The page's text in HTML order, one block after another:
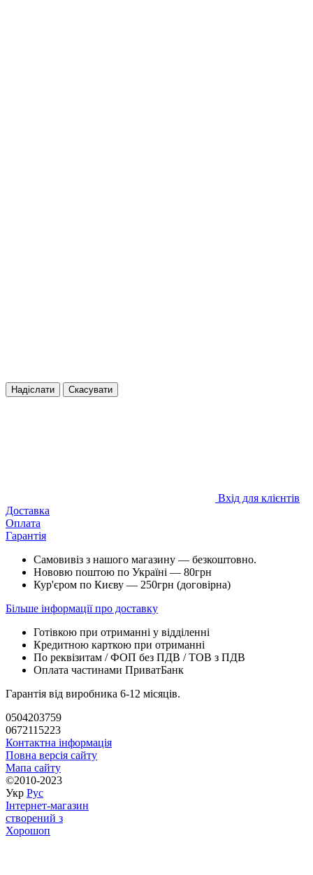
Надіслати Скасувати
Вхід для клієнтів
Доставка
Оплата
Гарантія
Самовивіз з нашого магазину — безкоштовно.
Нововю поштою по Україні — 80грн
Кур'єром по Києву — 250грн (договірна)
Більше інформації про доставку
Готівкою при отриманні у відділенні
Кредитною карткою при отриманні
По реквізитам / ФОП без ПДВ / ТОВ з ПДВ
Оплата частинами ПриватБанк
Гарантія від виробника 6-12 місяців.
0504203759
0672115223
Контактна інформація
Повна версія сайту
Мапа сайту
©2010-2023
Укр Рус
Інтернет-магазин
створений з
Хорошоп